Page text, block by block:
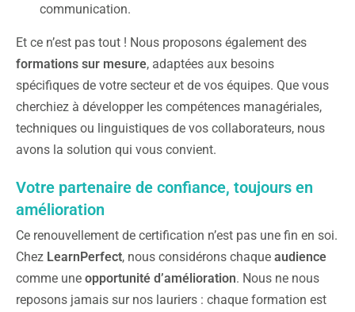
communication.
Et ce n’est pas tout ! Nous proposons également des
formations sur mesure, adaptées aux besoins
spécifiques de votre secteur et de vos équipes. Que vous
cherchiez à développer les compétences managériales,
techniques ou linguistiques de vos collaborateurs, nous
avons la solution qui vous convient.
Votre partenaire de confiance, toujours en
amélioration
Ce renouvellement de certification n’est pas une fin en soi.
Chez LearnPerfect, nous considérons chaque audience
comme une opportunité d’amélioration. Nous ne nous
reposons jamais sur nos lauriers : chaque formation est